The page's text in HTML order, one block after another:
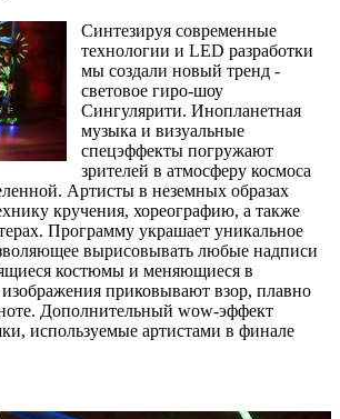
Синтезируя современные
технологии и LED разработки
мы создали новый тренд -
световое гиро-шоу
Сингулярити. Инопланетная
музыка и визуальные
спецэффекты погружают
зрителей в атмосферу космоса
Артисты в неземных образах
кручения, хореографию, а также
Программу украшает уникальное
вырисовывать любые надписи
костюмы и меняющиеся в
приковывают взор, плавно
Дополнительный wow-эффект
используемые артистами в финале